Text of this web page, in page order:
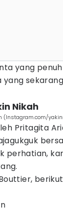
yang
Nikah
(Instagram.com/
Pritagita
perhatian,